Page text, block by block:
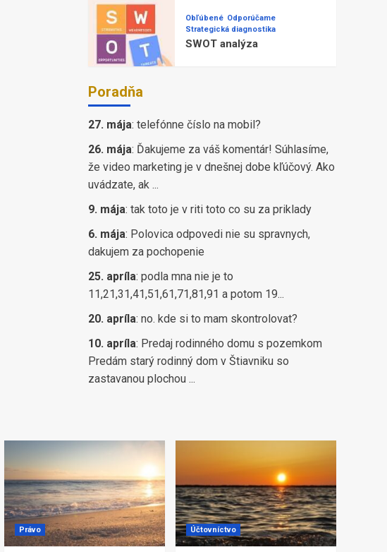
Obľúbené Odporúčame
Strategická diagnostika
SWOT analýza
Poradňa
27. mája: telefónne číslo na mobil?
26. mája: Ďakujeme za váš komentár! Súhlasíme,
že video marketing je v dnešnej dobe kľúčový. Ako
uvádzate, ak ...
9. mája: tak toto je v riti toto co su za priklady
6. mája: Polovica odpovedi nie su spravnych,
dakujem za pochopenie
25. apríla: podla mna nie je to
11,21,31,41,51,61,71,81,91 a potom 19...
20. apríla: no. kde si to mam skontrolovat?
10. apríla: Predaj rodinného domu s pozemkom
Predám starý rodinný dom v Štiavniku so
zastavanou plochou ...
Právo Účtovníctvo